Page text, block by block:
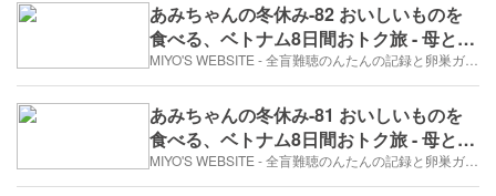
あみちゃんの冬休み-82 おいしいものを
食べる、ベトナム8日間おトク旅 - 母と娘
のホーチミン⑤スーパーで爆買い（2017
年12月30日/7日め）
あみちゃんの冬休み-81 おいしいものを
食べる、ベトナム8日間おトク旅 - 母と娘
のホーチミン④戦争博物館（2017年12月
30日/7日め）